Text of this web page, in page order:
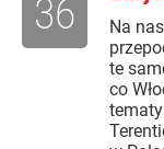
Na
te
co
36